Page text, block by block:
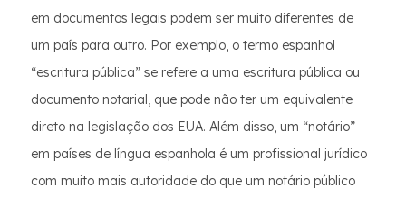
em documentos legais podem ser muito diferentes de
um país para outro. Por exemplo, o termo espanhol
“escritura pública” se refere a uma escritura pública ou
documento notarial, que pode não ter um equivalente
direto na legislação dos EUA. Além disso, um “notário”
em países de língua espanhola é um profissional jurídico
com muito mais autoridade do que um notário público